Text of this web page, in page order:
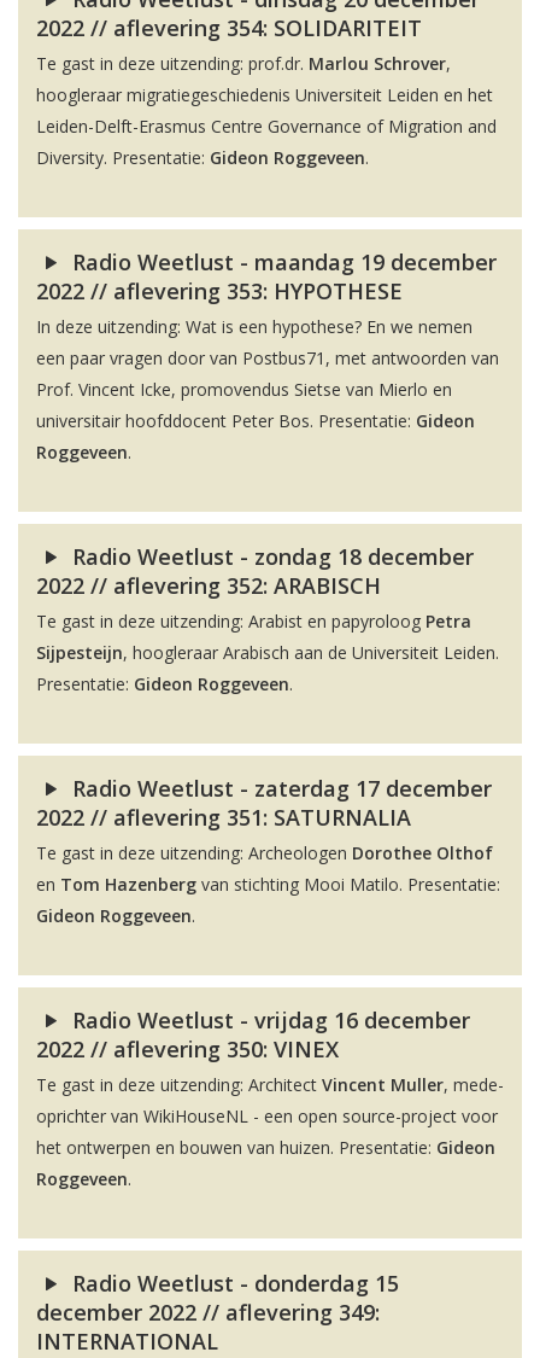
2022 // aflevering 354: SOLIDARITEIT
Te gast in deze uitzending: prof.dr. Marlou Schrover,
hoogleraar migratiegeschiedenis Universiteit Leiden en het
Leiden-Delft-Erasmus Centre Governance of Migration and
Diversity. Presentatie: Gideon Roggeveen.
Radio Weetlust - maandag 19 december
2022 // aflevering 353: HYPOTHESE
In deze uitzending: Wat is een hypothese? En we nemen
een paar vragen door van Postbus71, met antwoorden van
Prof. Vincent Icke, promovendus Sietse van Mierlo en
universitair hoofddocent Peter Bos. Presentatie: Gideon
Roggeveen.
Radio Weetlust - zondag 18 december
2022 // aflevering 352: ARABISCH
Te gast in deze uitzending: Arabist en papyroloog Petra
Sijpesteijn, hoogleraar Arabisch aan de Universiteit Leiden.
Presentatie: Gideon Roggeveen.
Radio Weetlust - zaterdag 17 december
2022 // aflevering 351: SATURNALIA
Te gast in deze uitzending: Archeologen Dorothee Olthof
en Tom Hazenberg van stichting Mooi Matilo. Presentatie:
Gideon Roggeveen.
Radio Weetlust - vrijdag 16 december
2022 // aflevering 350: VINEX
Te gast in deze uitzending: Architect Vincent Muller, mede-
oprichter van WikiHouseNL - een open source-project voor
het ontwerpen en bouwen van huizen. Presentatie: Gideon
Roggeveen.
Radio Weetlust - donderdag 15
december 2022 // aflevering 349:
INTERNATIONAL